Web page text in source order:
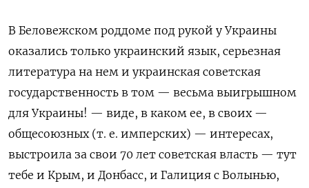
В Беловежском роддоме под рукой у Украины
оказались только украинский язык, серьезная
литература на нем и украинская советская
государственность в том — весьма выигрышном
для Украины! — виде, в каком ее, в своих —
общесоюзных (т. е. имперских) — интересах,
выстроила за свои 70 лет советская власть — тут
тебе и Крым, и Донбасс, и Галиция с Волынью,